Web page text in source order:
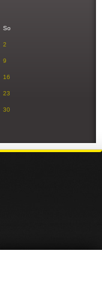
So
2
9
16
23
30